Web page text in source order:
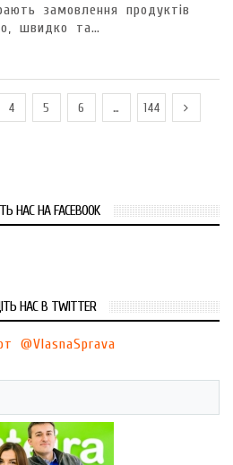
замовлення продуктів
швидко та…
4 5 6 … 144
НАС НА FACEBOOK
НАС В TWITTER
@VlasnaSprava